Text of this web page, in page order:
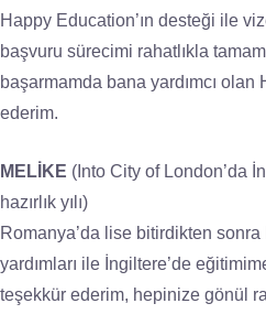
Happy Education’ın desteği ile
başvuru sürecimi rahatlıkla
başarmamda bana yardımcı
ederim.
MELİKE (Into City of London’da
hazırlık yılı)
Romanya’da lise bitirdikten sonra
yardımları ile İngiltere’de
teşekkür ederim, hepinize gönül